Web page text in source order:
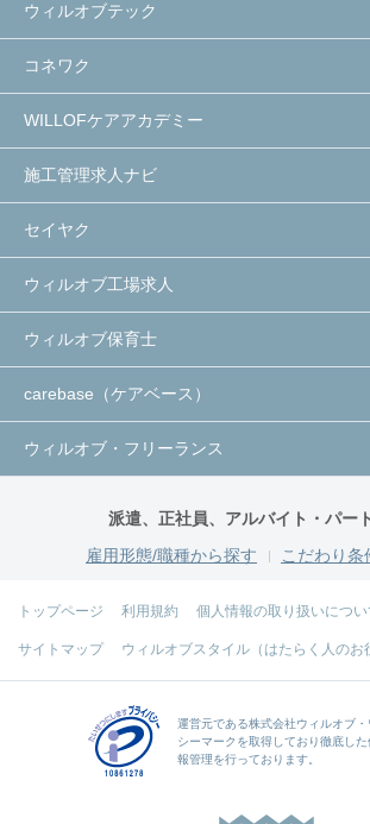
ウィルオブテック
コネワク
WILLOFケアアカデミー
施工管理求人ナビ
セイヤク
ウィルオブ工場求人
ウィルオブ保育士
carebase（ケアベース）
ウィルオブ・フリーランス
派遣、正社員、アルバイト・パー
雇用形態/職種から探す
こだわり条
トップページ 利用規約 個人情報の取り扱いについ
サイトマップ ウィルオブスタイル（はたらく人のお
運営元である株式会社ウィルオブ・
シーマークを取得しており徹底し
報管理を行っております。